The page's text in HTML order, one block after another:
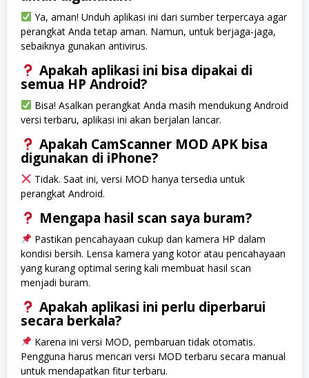
Ya, aman! Unduh aplikasi ini dari sumber terpercaya agar
perangkat Anda tetap aman. Namun, untuk berjaga-jaga,
sebaiknya gunakan antivirus.
Apakah aplikasi ini bisa dipakai di
semua HP Android?
Bisa! Asalkan perangkat Anda masih mendukung Android
versi terbaru, aplikasi ini akan berjalan lancar.
Apakah CamScanner MOD APK bisa
digunakan di iPhone?
Tidak. Saat ini, versi MOD hanya tersedia untuk
perangkat Android.
Mengapa hasil scan saya buram?
Pastikan pencahayaan cukup dan kamera HP dalam
kondisi bersih. Lensa kamera yang kotor atau pencahayaan
yang kurang optimal sering kali membuat hasil scan
menjadi buram.
Apakah aplikasi ini perlu diperbarui
secara berkala?
Karena ini versi MOD, pembaruan tidak otomatis.
Pengguna harus mencari versi MOD terbaru secara manual
untuk mendapatkan fitur terbaru.